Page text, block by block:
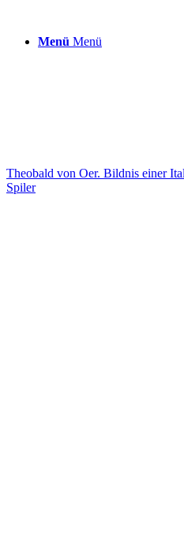
Menü Menü
Theobald von Oer. Bildnis einer
Spiler